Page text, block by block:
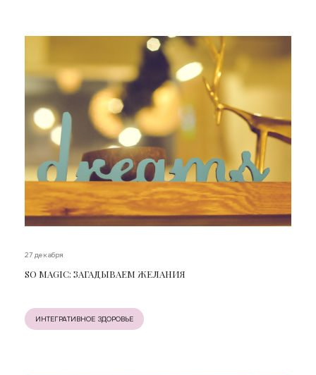
27 декабря
SO MAGIC: ЗАГАДЫВАЕМ ЖЕЛАНИЯ
ИНТЕГРАТИВНОЕ ЗДОРОВЬЕ